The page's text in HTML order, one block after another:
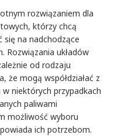
rozwiązaniem dla
którzy chcą
na nadchodzące
Rozwiązania układów
od rodzaju
że mogą współdziałać z
niektórych przypadkach
paliwami
możliwość wyboru
ich potrzebom.